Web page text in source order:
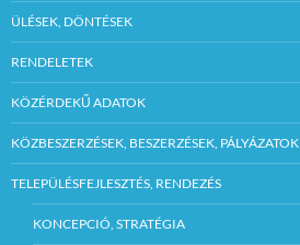
ÜLÉSEK, DÖNTÉSEK
RENDELETEK
KÖZÉRDEKŰ ADATOK
KÖZBESZERZÉSEK, BESZERZÉSEK, PÁLYÁZATOK
TELEPÜLÉSFEJLESZTÉS, RENDEZÉS
KONCEPCIÓ, STRATÉGIA